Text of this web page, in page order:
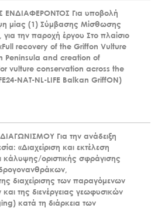
Για υποβολή
μίας (1) Σύμβασης Μίσθωσης
για την παροχή έργου Στο πλαίσιο
recovery of the Griffon Vulture
Peninsula and creation of
vulture conservation across the
NAT-NL-LIFE Balkan GriffON)
Για την ανάδειξη
«Διαχείριση και εκτέλεση
κάλυψης/οριστικής σφράγισης
διαχείρισης των παραγόμενων
της διενέργειας γεωφυσικών
κατά τη διάρκεια των